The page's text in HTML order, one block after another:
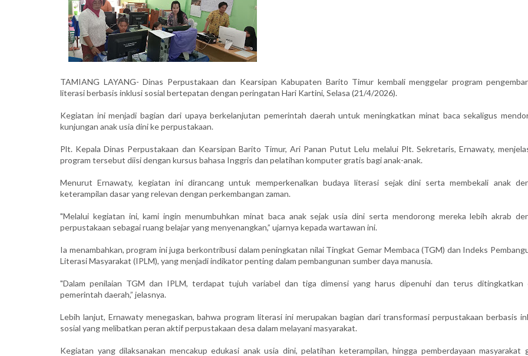
TAMIANG LAYANG- Dinas Perpustakaan dan Kearsipan Kabupaten Barito Timur kembali menggelar program
literasi berbasis inklusi sosial bertepatan dengan peringatan Hari Kartini, Selasa (21/4/2026).
Kegiatan ini menjadi bagian dari upaya berkelanjutan pemerintah daerah untuk meningkatkan minat baca sekaligus
kunjungan anak usia dini ke perpustakaan.
Plt. Kepala Dinas Perpustakaan dan Kearsipan Barito Timur, Ari Panan Putut Lelu melalui Plt. Sekretaris, Ernawaty,
program tersebut diisi dengan kursus bahasa Inggris dan pelatihan komputer gratis bagi anak-anak.
Menurut Ernawaty, kegiatan ini dirancang untuk memperkenalkan budaya literasi sejak dini serta membekali anak
keterampilan dasar yang relevan dengan perkembangan zaman.
"Melalui kegiatan ini, kami ingin menumbuhkan minat baca anak sejak usia dini serta mendorong mereka lebih akrab
perpustakaan sebagai ruang belajar yang menyenangkan,” ujarnya kepada wartawan ini.
Ia menambahkan, program ini juga berkontribusi dalam peningkatan nilai Tingkat Gemar Membaca (TGM) dan Indeks
Literasi Masyarakat (IPLM), yang menjadi indikator penting dalam pembangunan sumber daya manusia.
"Dalam penilaian TGM dan IPLM, terdapat tujuh variabel dan tiga dimensi yang harus dipenuhi dan terus ditingkatkan
pemerintah daerah,” jelasnya.
Lebih lanjut, Ernawaty menegaskan, bahwa program literasi ini merupakan bagian dari transformasi perpustakaan berbasis
sosial yang melibatkan peran aktif perpustakaan desa dalam melayani masyarakat.
Kegiatan yang dilaksanakan mencakup edukasi anak usia dini, pelatihan keterampilan, hingga pemberdayaan masyarakat